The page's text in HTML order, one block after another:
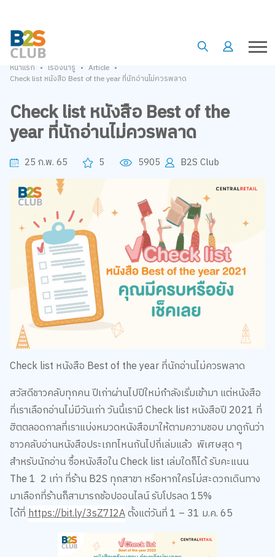
หน้าแรก •
Check list หนังสือ Best of the year ที่นักอ่านไม่ควรพลาด
Check list หนังสือ Best of the
year ที่นักอ่านไม่ควรพลาด
25 ก.พ. 65 5 5905 B2S Club
Check list หนังสือ Best of the year ที่นักอ่านไม่ควรพลาด
สวัสดีชาวคลับทุกคน ปีเก่าผ่านไปปีใหม่กำลังเริ่มเข้ามา แต่หนังสือ
ที่เราเลือกอ่านไม่มีวันเก่า วันนี้เรามี Check list หนังสือปี 2021 ที่
ฮิตตลอดกาลที่เราแบ่งหมวดหนังสือมาให้ตามความชอบ มาดูกันว่า
ชาวคลับอ่านหนังสือประเภทไหนกันไปกี่เล่มแล้ว พิเศษสุด ๆ
สำหรับนักอ่าน ซื้อหนังสือใน Check list เล่มใดก็ได้ รับคะแนน
The 1 2 เท่า ที่ร้าน B2S ทุกสาขา
หรือหากใครไม่สะดวกเดินทาง
มาเลือกที่ร้านก็สามารถช้อปออนไลน์ รับโปรลด 15%
ได้ที่ https://bit.ly/3sZ7I2A ตั้งแต่วันที่ 1 – 31 ม.ค. 65